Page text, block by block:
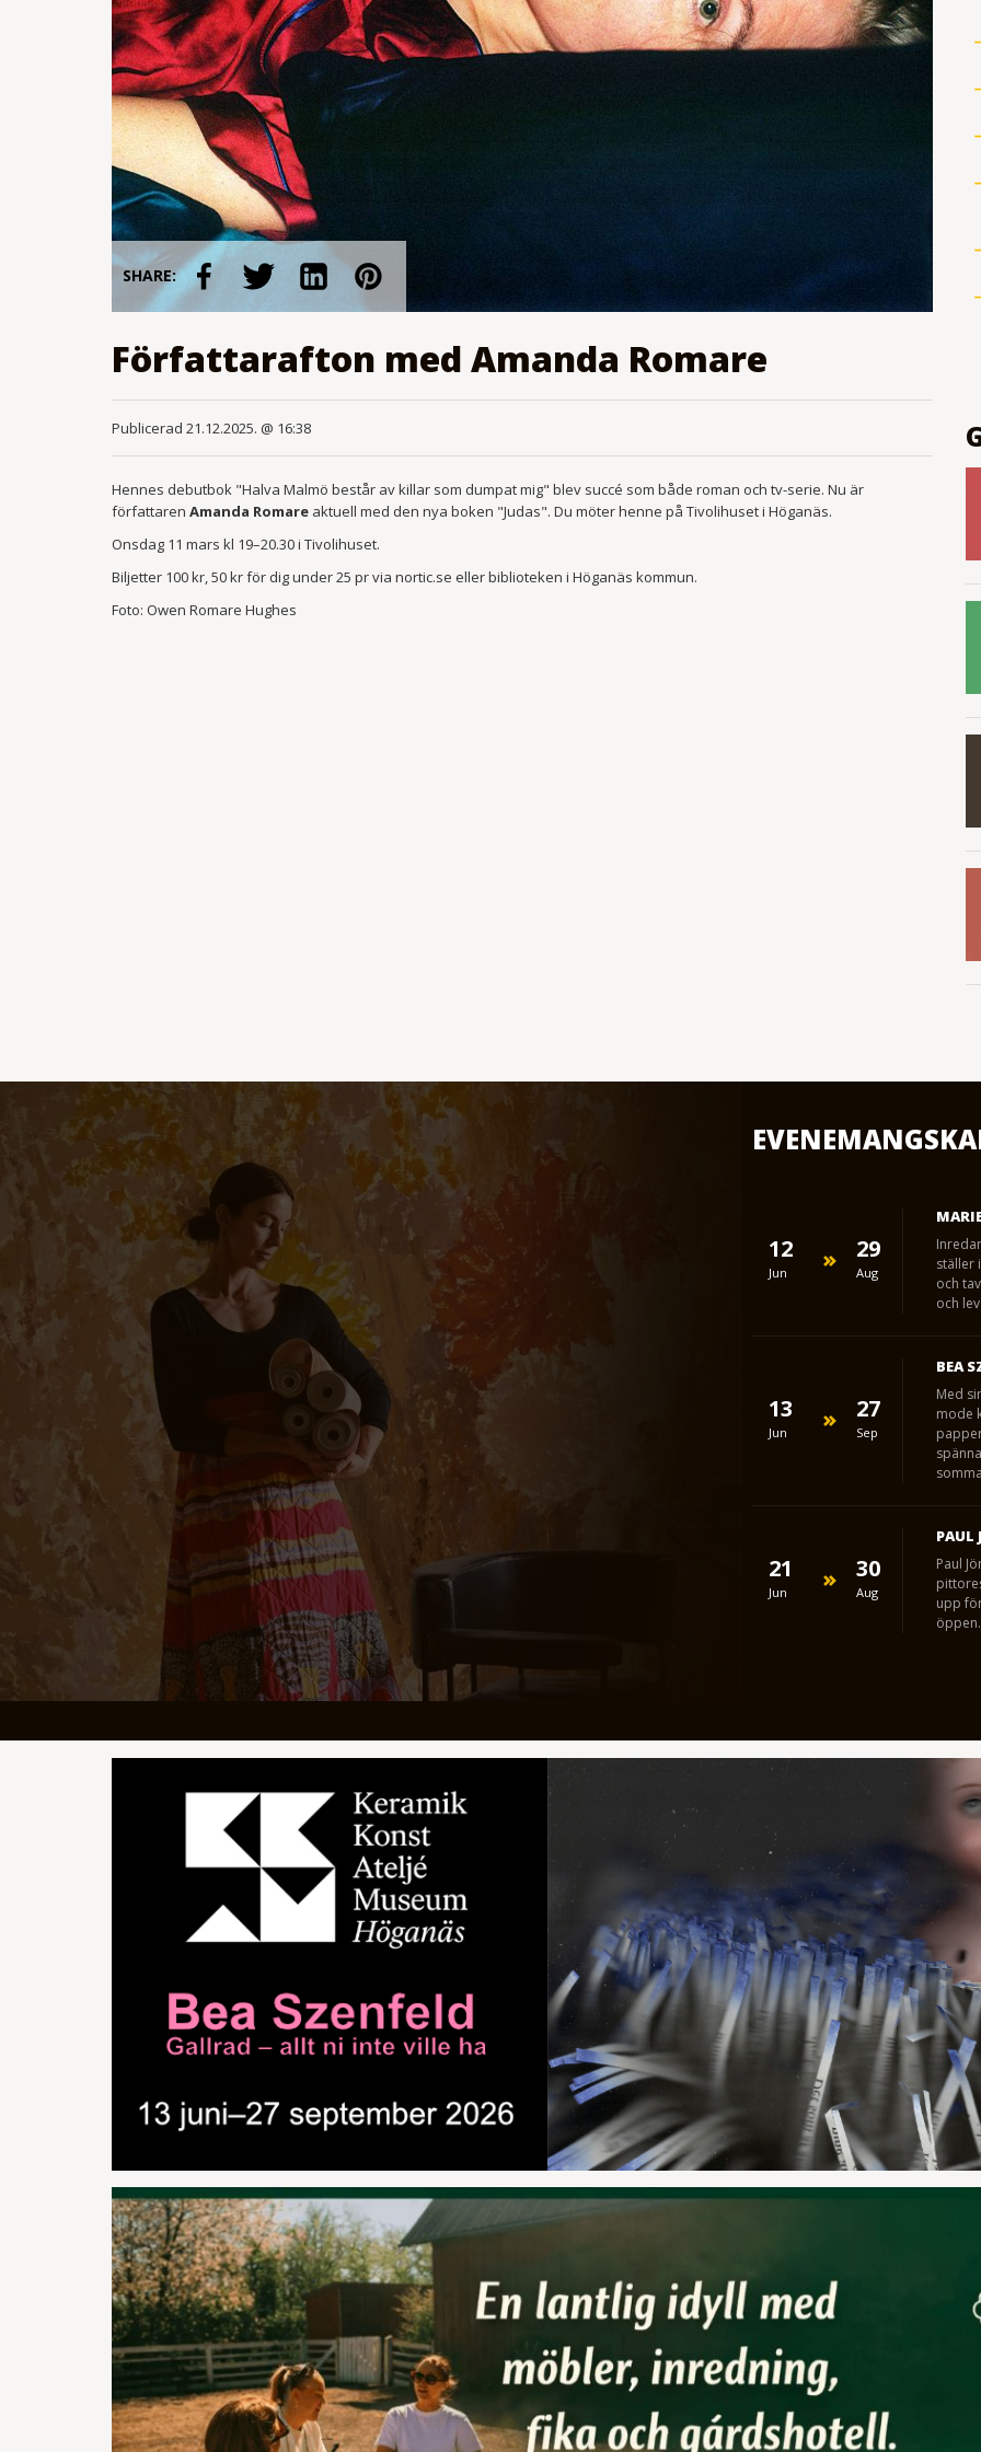
SHARE:
Författarafton med Amanda Romare
Publicerad 21.12.2025. @ 16:38
Hennes debutbok "Halva Malmö består av killar som dumpat mig" blev succé som både roman och tv-serie. Nu är
författaren Amanda Romare aktuell med den nya boken "Judas". Du möter henne på Tivolihuset i Höganäs.
Onsdag 11 mars kl 19–20.30 i Tivolihuset.
Biljetter 100 kr, 50 kr för dig under 25 pr via nortic.se eller biblioteken i Höganäs kommun.
Foto: Owen Romare Hughes
12
Jun
29
Aug
ställer
och
och
13
Jun
27
Sep
BEA
Med
mode
21
Jun
30
Aug
PAUL
Paul
upp
öppen.